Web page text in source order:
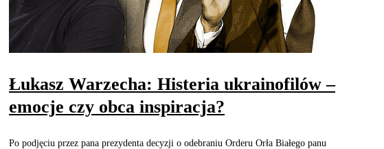
Łukasz Warzecha: Histeria ukrainofilów –
emocje czy obca inspiracja?
Po podjęciu przez pana prezydenta decyzji o odebraniu Orderu Orła Białego panu